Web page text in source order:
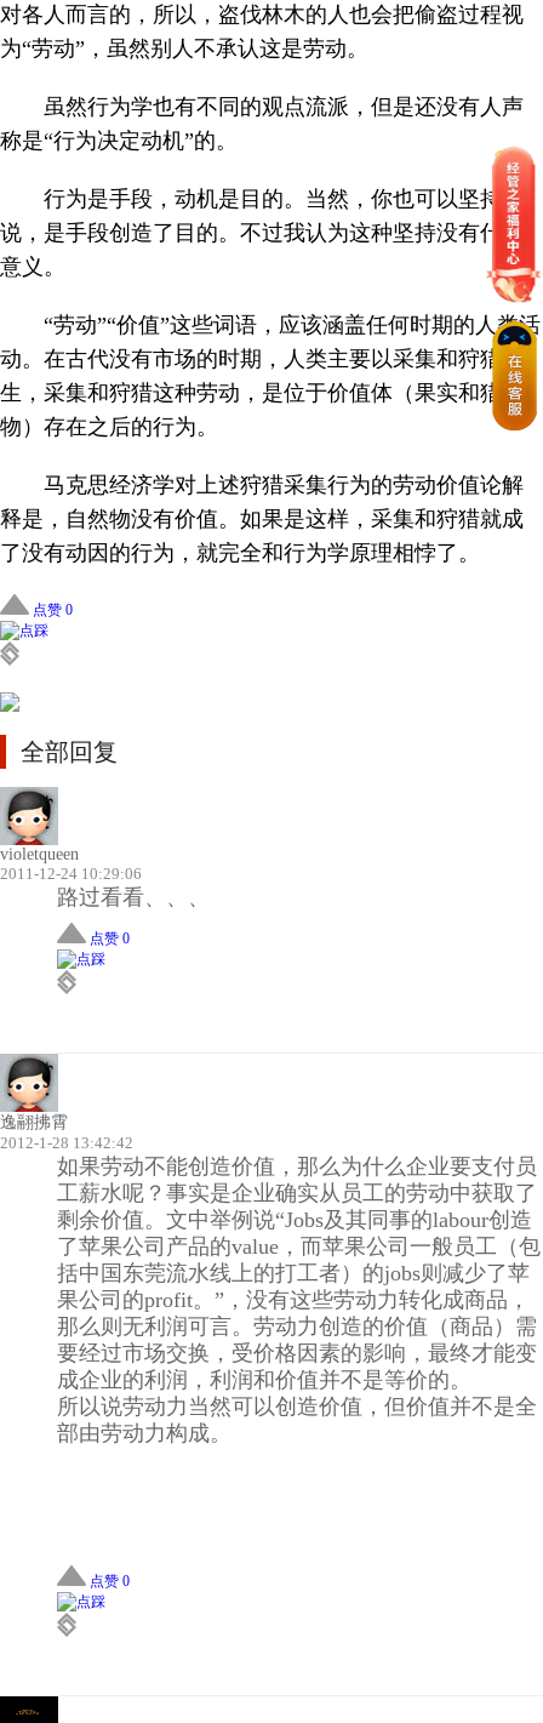
对各人而言的，所以，盗伐林木的人也会把偷盗过程视
为“劳动”，虽然别人不承认这是劳动。
虽然行为学也有不同的观点流派，但是还没有人声
称是“行为决定动机”的。
行为是手段，动机是目的。当然，你也可以坚持
说，是手段创造了目的。不过我认为这种坚持没有什么
意义。
“劳动”“价值”这些词语，应该涵盖任何时期的人类活
动。在古代没有市场的时期，人类主要以采集和狩猎为
生，采集和狩猎这种劳动，是位于价值体（果实和猎
物）存在之后的行为。
马克思经济学对上述狩猎采集行为的劳动价值论解
释是，自然物没有价值。如果是这样，采集和狩猎就成
了没有动因的行为，就完全和行为学原理相悖了。
点赞 0
全部回复
violetqueen
2011-12-24 10:29:06
路过看看、、、
点赞 0
逸翮拂霄
2012-1-28 13:42:42
如果劳动不能创造价值，那么为什么企业要支付员
工薪水呢？事实是企业确实从员工的劳动中获取了
剩余价值。文中举例说“Jobs及其同事的labour创造
了苹果公司产品的value，而苹果公司一般员工（包
括中国东莞流水线上的打工者）的jobs则减少了苹
果公司的profit。”，没有这些劳动力转化成商品，
那么则无利润可言。劳动力创造的价值（商品）需
要经过市场交换，受价格因素的影响，最终才能变
成企业的利润，利润和价值并不是等价的。
所以说劳动力当然可以创造价值，但价值并不是全
部由劳动力构成。
点赞 0